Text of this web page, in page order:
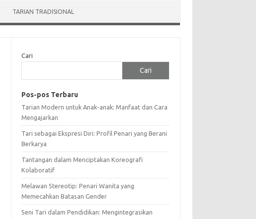
TARIAN TRADISIONAL
Cari
Cari
Pos-pos Terbaru
Tarian Modern untuk Anak-anak: Manfaat dan Cara
Mengajarkan
Tari sebagai Ekspresi Diri: Profil Penari yang Berani
Berkarya
Tantangan dalam Menciptakan Koreografi
Kolaboratif
Melawan Stereotip: Penari Wanita yang
Memecahkan Batasan Gender
Seni Tari dalam Pendidikan: Mengintegrasikan